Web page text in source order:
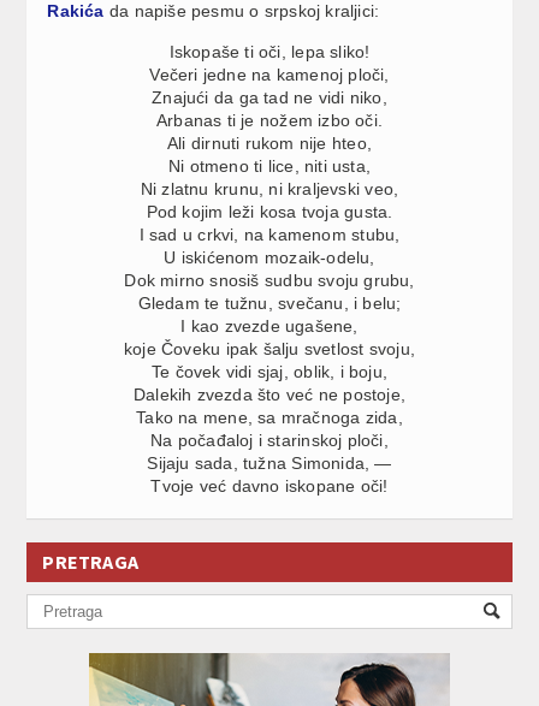
Rakića da napiše pesmu o srpskoj kraljici:
Iskopaše ti oči, lepa sliko!
Večeri jedne na kamenoj ploči,
Znajući da ga tad ne vidi niko,
Arbanas ti je nožem izbo oči.
Ali dirnuti rukom nije hteo,
Ni otmeno ti lice, niti usta,
Ni zlatnu krunu, ni kraljevski veo,
Pod kojim leži kosa tvoja gusta.
I sad u crkvi, na kamenom stubu,
U iskićenom mozaik-odelu,
Dok mirno snosiš sudbu svoju grubu,
Gledam te tužnu, svečanu, i belu;
I kao zvezde ugašene,
koje Čoveku ipak šalju svetlost svoju,
Te čovek vidi sjaj, oblik, i boju,
Dalekih zvezda što već ne postoje,
Tako na mene, sa mračnoga zida,
Na počađaloj i starinskoj ploči,
Sijaju sada, tužna Simonida, —
Tvoje već davno iskopane oči!
PRETRAGA